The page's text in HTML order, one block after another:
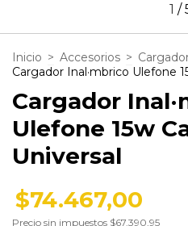
1 /
Inicio > Accesorios >
Cargador Inal·mbrico Ulefone
Cargador
Ulefone 15w
Universal
$74.467,00
Precio sin impuestos $67.390,95